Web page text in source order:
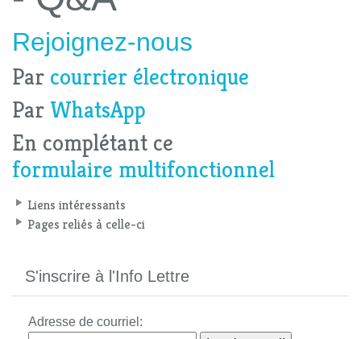
Rejoignez-nous
Par courrier électronique
Par WhatsApp
En complétant ce
formulaire multifonctionnel
Liens intéressants
Pages reliés à celle-ci
S'inscrire à l'Info Lettre
Adresse de courriel: